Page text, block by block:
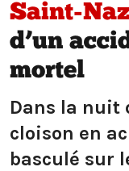
Saint-
d’un
mortel
Dans la nuit
cloison en
basculé sur